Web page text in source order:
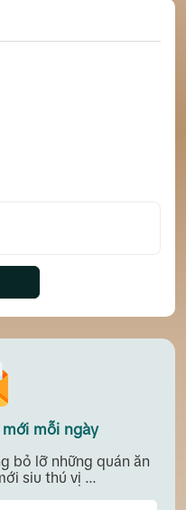
mỗi ngày
bỏ lỡ những quán ăn
siu thú vị ...